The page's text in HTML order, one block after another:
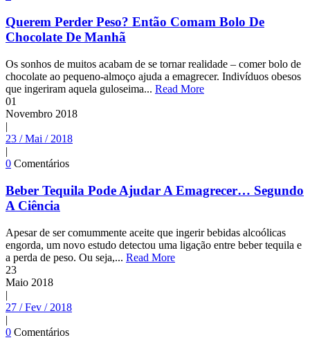
Querem Perder Peso? Então Comam Bolo De
Chocolate De Manhã
Os sonhos de muitos acabam de se tornar realidade – comer bolo de
chocolate ao pequeno-almoço ajuda a emagrecer. Indivíduos obesos
que ingeriram aquela guloseima... Read More
01
Novembro 2018
|
23 / Mai / 2018
|
0 Comentários
Beber Tequila Pode Ajudar A Emagrecer… Segundo
A Ciência
Apesar de ser comummente aceite que ingerir bebidas alcoólicas
engorda, um novo estudo detectou uma ligação entre beber tequila e
a perda de peso. Ou seja,... Read More
23
Maio 2018
|
27 / Fev / 2018
|
0 Comentários